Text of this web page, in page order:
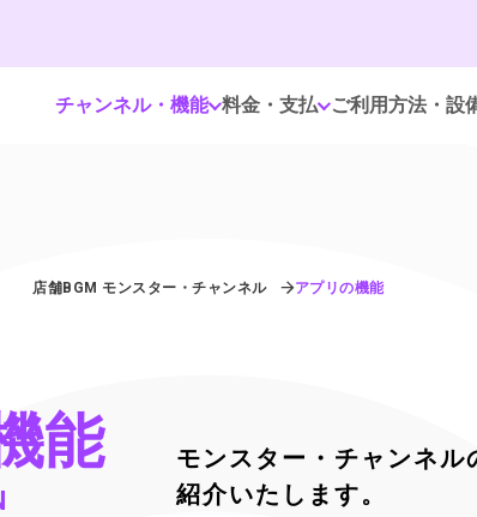
チャンネル・機能 料金・支払 ご利用方法・設
店舗BGM モンスター・チャンネル アプリの機能
能
モンスター・チャンネル
紹介いたします。